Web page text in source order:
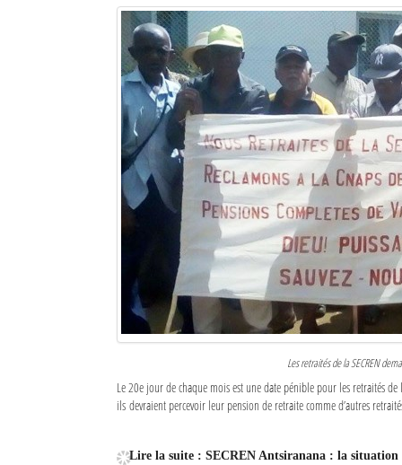
Les retraités de la SECREN
Le 20e jour de chaque mois est une date pénible pour les retraités de
ils devraient percevoir leur pension de retraite comme d’autres
Lire la suite : SECREN Antsiranana : la situation